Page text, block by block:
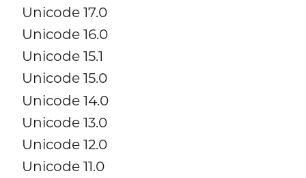
Unicode 17.0
Unicode 16.0
Unicode 15.1
Unicode 15.0
Unicode 14.0
Unicode 13.0
Unicode 12.0
Unicode 11.0